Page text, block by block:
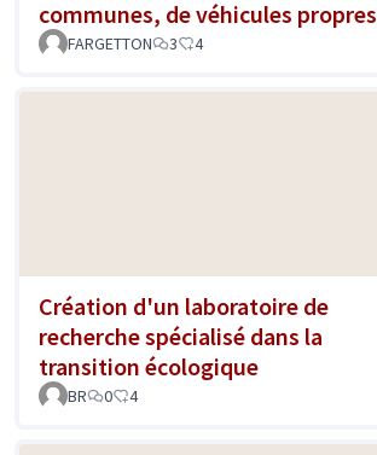
communes, de véhicules propres
FARGETTON 3 4
Création d'un laboratoire de
recherche spécialisé dans la
transition écologique
BR 0 4